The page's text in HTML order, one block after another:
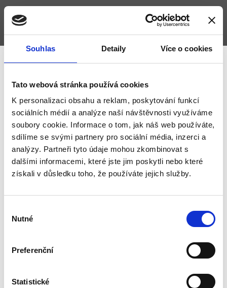
Souhlas Detaily Více o cookies
Tato webová stránka používá cookies
K personalizaci obsahu a reklam, poskytování funkcí
sociálních médií a analýze naší návštěvnosti využíváme
soubory cookie. Informace o tom, jak náš web používáte,
sdílíme se svými partnery pro sociální média, inzerci a
analýzy. Partneři tyto údaje mohou zkombinovat s
dalšími informacemi, které jste jim poskytli nebo které
získali v důsledku toho, že používáte jejich služby.
souhlasu
Nutné
Preferenční
Statistické
Jádro typ GARS 1
Minimalistické bytové jádro.
Některé typy těchto jader se dají rozšířit směrem do
pokoje, některé trochu i do chodby. Při dobrém
plánování a precizním provedení se dá i u těchto
plnohodnotného prostoru.
Ukázka některých možností dispozičního uspořádání